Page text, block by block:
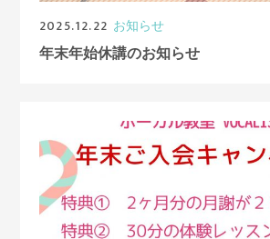
2025.12.22 お知らせ
年末年始休講のお知らせ